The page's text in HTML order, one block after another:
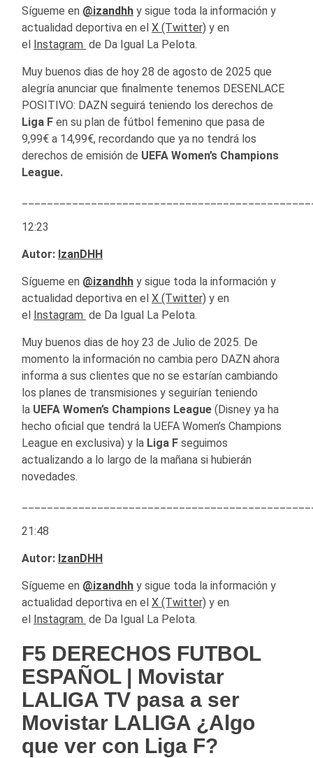
Sígueme en @izandhh y sigue toda la información y
actualidad deportiva en el X (Twitter) y en
el Instagram de Da Igual La Pelota.
Muy buenos dias de hoy 28 de agosto de 2025 que
alegría anunciar que finalmente tenemos DESENLACE
POSITIVO: DAZN seguirá teniendo los derechos de
Liga F en su plan de fútbol femenino que pasa de
9,99€ a 14,99€, recordando que ya no tendrá los
derechos de emisión de UEFA Women’s Champions
League.
12:23
Autor: IzanDHH
Sígueme en @izandhh y sigue toda la información y
actualidad deportiva en el X (Twitter) y en
el Instagram de Da Igual La Pelota.
Muy buenos dias de hoy 23 de Julio de 2025. De
momento la información no cambia pero DAZN ahora
informa a sus clientes que no se estarían cambiando
los planes de transmisiones y seguirían teniendo
la UEFA Women’s Champions League (Disney ya ha
hecho oficial que tendrá la UEFA Women’s Champions
League en exclusiva) y la Liga F seguimos
actualizando a lo largo de la mañana si hubierán
novedades.
21:48
Autor: IzanDHH
Sígueme en @izandhh y sigue toda la información y
actualidad deportiva en el X (Twitter) y en
el Instagram de Da Igual La Pelota.
F5 DERECHOS FUTBOL
ESPAÑOL | Movistar
LALIGA TV pasa a ser
Movistar LALIGA ¿Algo
que ver con Liga F?